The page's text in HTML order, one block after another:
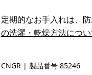
定期的なお手入れは、
の洗濯・乾燥方法につい
Canopy Green
CNGR | 製品番号 85246